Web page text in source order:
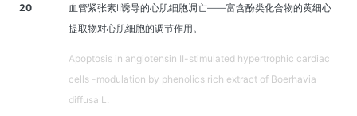
20
血管紧张素Ⅱ诱导的心肌细胞凋亡——富含酚类化合物的黄细心
提取物对心肌细胞的调节作用。
Apoptosis in angiotensin II-stimulated hypertrophic cardiac
cells -modulation by phenolics rich extract of Boerhavia
diffusa L.